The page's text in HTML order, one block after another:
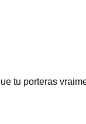
tu porteras